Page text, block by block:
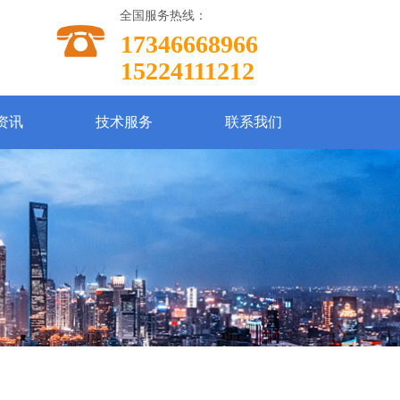
全国服务热线：
17346668966
15224111212
讯 技术服务 联系我们